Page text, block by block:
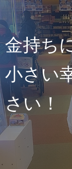
金持ち
小さい
さい！